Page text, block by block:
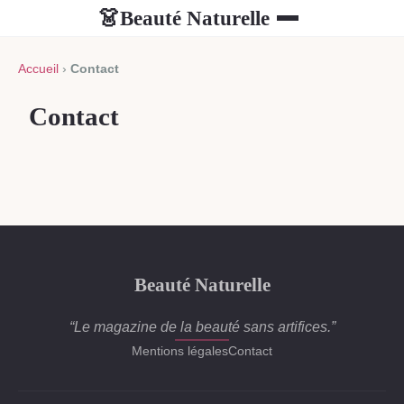
👗Beauté Naturelle
Accueil › Contact
Contact
Beauté Naturelle
“Le magazine de la beauté sans artifices.”
Mentions légalesContact